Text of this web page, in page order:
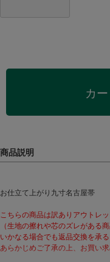
カ
お仕立て上がり九寸名古屋帯
こちらの商品は訳ありアウトレッ
（生地の擦れや芯のズレがある商
いかなる場合でも返品交換を承る
あらかじめご了承の上、お買い